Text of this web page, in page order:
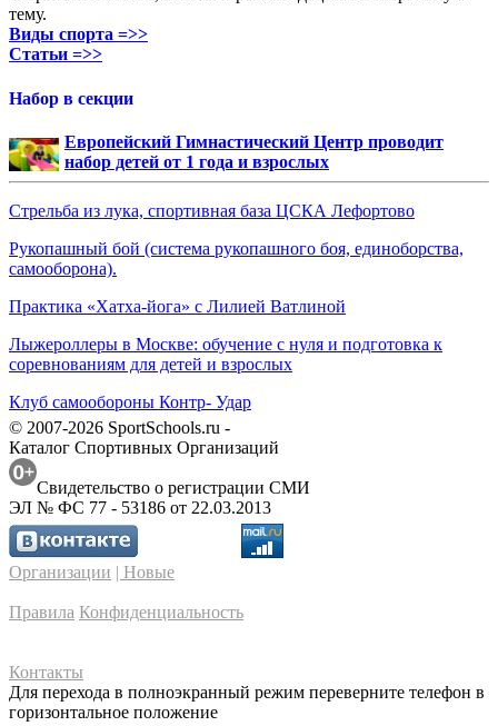
тему.
Виды спорта =>>
Статьи =>>
Набор в секции
Европейский Гимнастический Центр проводит
набор детей от 1 года и взрослых
Стрельба из лука, спортивная база ЦСКА Лефортово
Рукопашный бой (система рукопашного боя, единоборства,
самооборона).
Практика «Хатха-йога» с Лилией Ватлиной
Лыжероллеры в Москве: обучение с нуля и подготовка к
соревнованиям для детей и взрослых
Клуб самообороны Контр- Удар
© 2007-2026 SportSchools.ru -
Каталог Спортивных Организаций
Свидетельство о регистрации СМИ
ЭЛ № ФС 77 - 53186 от 22.03.2013
Организации | Новые
Правила Конфиденциальность
Контакты
Для перехода в полноэкранный режим переверните телефон в
горизонтальное положение